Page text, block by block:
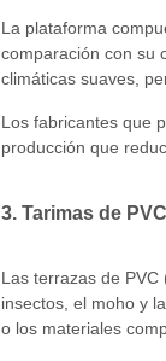
La plataforma
comparación con su
climáticas suaves,
Los fabricantes que
producción que
3. Tarimas de PVC
Las terrazas de
insectos, el moho y
o los materiales